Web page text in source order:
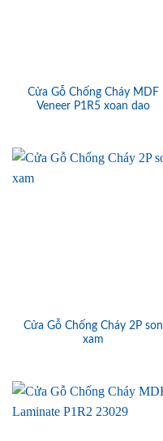
Cửa Gỗ Chống Cháy MDF
Veneer P1R5 xoan dao
Cửa Gỗ Chống Cháy 2P son
xam